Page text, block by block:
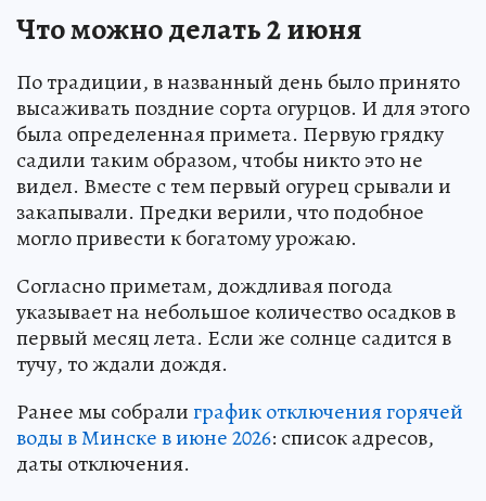
Что можно делать 2 июня
По традиции, в названный день было принято
высаживать поздние сорта огурцов. И для этого
была определенная примета. Первую грядку
садили таким образом, чтобы никто это не
видел. Вместе с тем первый огурец срывали и
закапывали. Предки верили, что подобное
могло привести к богатому урожаю.
Согласно приметам, дождливая погода
указывает на небольшое количество осадков в
первый месяц лета. Если же солнце садится в
тучу, то ждали дождя.
Ранее мы собралиграфик отключения горячей
воды в Минске в июне 2026: список адресов,
даты отключения.